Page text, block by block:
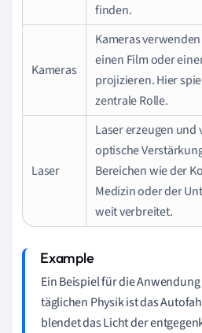
finden.
Kameras
Kameras
einen Film oder
projizieren. Hier
zentrale Rolle.
Laser
Laser erzeugen
optische
Bereichen wie der
Medizin oder der
weit verbreitet.
Ein Beispiel für die
täglichen Physik ist das
blendet das Licht der